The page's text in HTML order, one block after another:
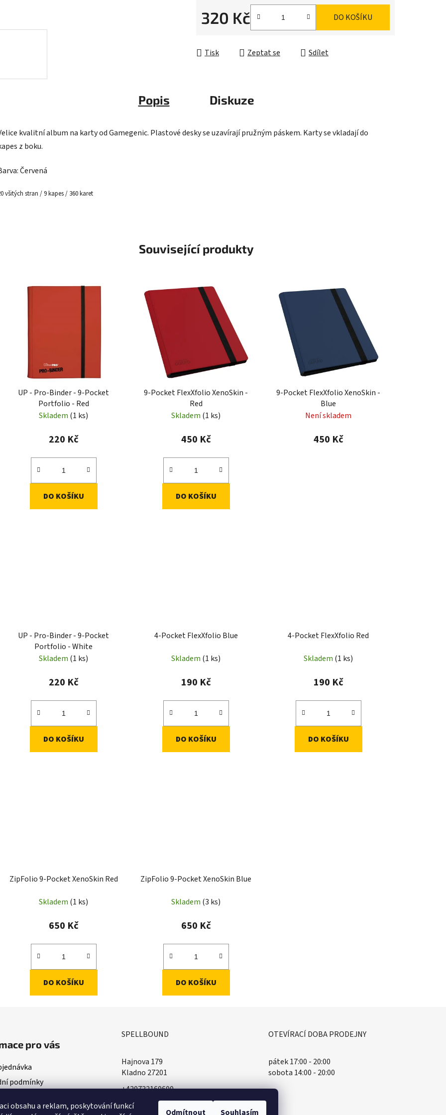
obsahu a reklam, poskytování funkcí
Odmítnout Souhlasím
hvězdiček.
320 Kč DO KOŠÍKU
Tisk Zeptat se Sdílet
Popis Diskuze
kvalitní album na karty od Gamegenic. Plastové desky se uzavírají pružným páskem. Karty se vkladají do
z boku.
Červená
všitých stran / 9 kapes / 360 karet
Související produkty
UP - Pro-Binder - 9-Pocket
Portfolio - Red
Skladem (1 ks)
220 Kč
DO KOŠÍKU
9-Pocket FlexXfolio XenoSkin -
Red
Skladem (1 ks)
450 Kč
DO KOŠÍKU
9-Pocket FlexXfolio XenoSkin -
Blue
Není skladem
450 Kč
UP - Pro-Binder - 9-Pocket
Portfolio - White
Skladem (1 ks)
220 Kč
DO KOŠÍKU
4-Pocket FlexXfolio Blue
Skladem (1 ks)
190 Kč
DO KOŠÍKU
4-Pocket FlexXfolio Red
Skladem (1 ks)
190 Kč
DO KOŠÍKU
ZipFolio 9-Pocket XenoSkin Red
Skladem (1 ks)
650 Kč
DO KOŠÍKU
ZipFolio 9-Pocket XenoSkin Blue
Skladem (3 ks)
650 Kč
DO KOŠÍKU
pro vás
podmínky
ochrany osobních údajů
SPELLBOUND
Hajnova 179
Kladno 27201
+420732160600
​info@spellbound.cz
OTEVÍRACÍ DOBA PRODEJNY
pátek 17:00 - 20:00
sobota 14:00 - 20:00